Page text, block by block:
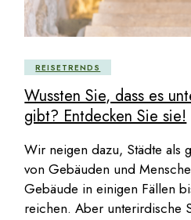
REISETRENDS
Wussten Sie, dass es
gibt? Entdecken Sie sie!
Wir neigen dazu, Städte als
von Gebäuden und
Gebäude in einigen Fällen
reichen. Aber unterirdische